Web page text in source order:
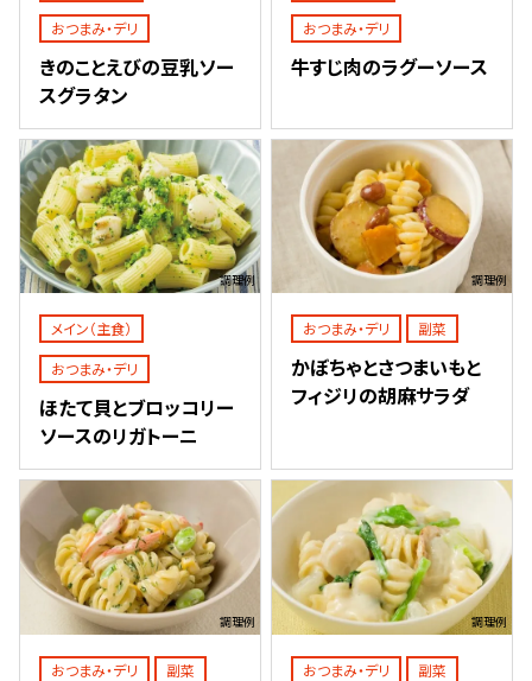
おつまみ・デリ
きのことえびの豆乳ソー
スグラタン
おつまみ・デリ
牛すじ肉のラグーソース
調理例
メイン（主食）
おつまみ・デリ
ほたて貝とブロッコリー
ソースのリガトーニ
調理例
おつまみ・デリ 副菜
かぼちゃとさつまいもと
フィジリの胡麻サラダ
調理例
おつまみ・デリ 副菜
調理例
おつまみ・デリ 副菜